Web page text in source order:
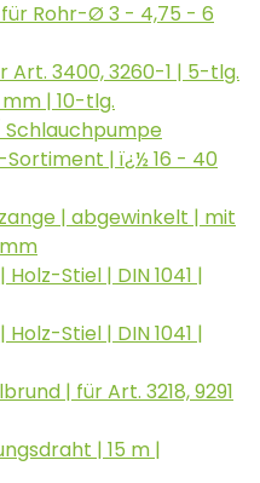
für Rohr-Ø 3 - 4,75 - 6
Art. 3400, 3260-1 | 5-tlg.
| 10-tlg.
| ï¿½ 16 - 40
| abgewinkelt | mit
Stiel | DIN 1041 |
Stiel | DIN 1041 |
| für Art. 3218, 9291
| 15 m |